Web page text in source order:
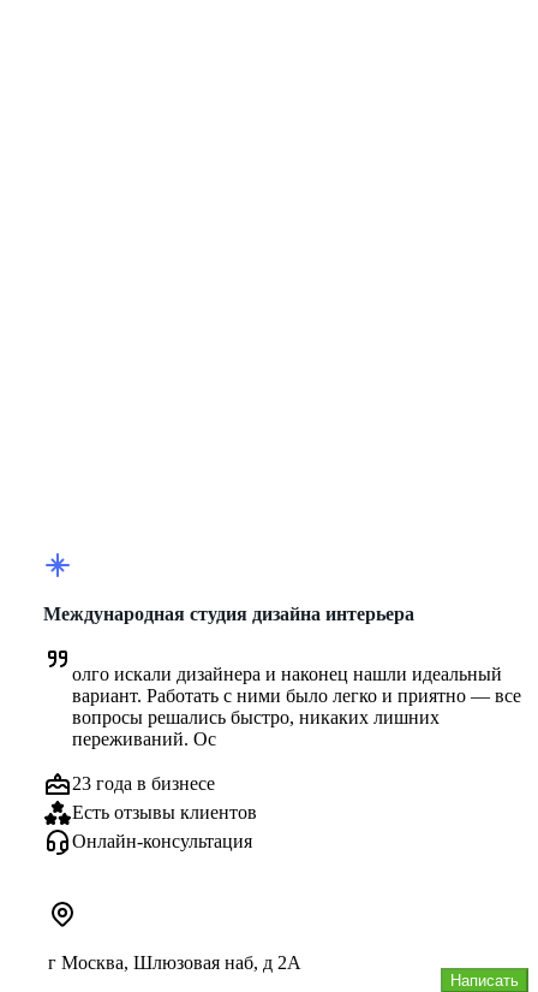
Международная студия дизайна интерьера
олго искали дизайнера и наконец нашли идеальный
вариант. Работать с ними было легко и приятно — все
вопросы решались быстро, никаких лишних
переживаний. Ос
23 года в бизнесе
Есть отзывы клиентов
Онлайн-консультация
Написать
г Москва, Шлюзовая наб, д 2А